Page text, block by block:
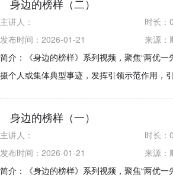
身边的榜样（二）
主讲人： 时长：
发布时间：2026-01-21
来源：
简介：《身边的榜样》系列视频，聚焦“两优
摄个人或集体典型事迹，发挥引领示范作用，
身边的榜样（一）
主讲人： 时长：
发布时间：2026-01-21
来源：
简介：《身边的榜样》系列视频，聚焦“两优